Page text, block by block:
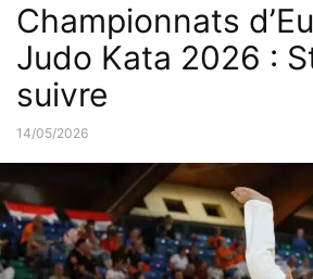
Championnats
Judo Kata 2026 :
suivre
14/05/2026